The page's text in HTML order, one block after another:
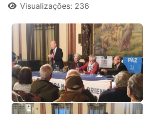
Visualizações: 236